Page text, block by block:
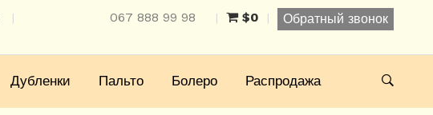
| 067 888 99 98 | $0 | Обратный звонок
Дубленки Пальто Болеро Распродажа